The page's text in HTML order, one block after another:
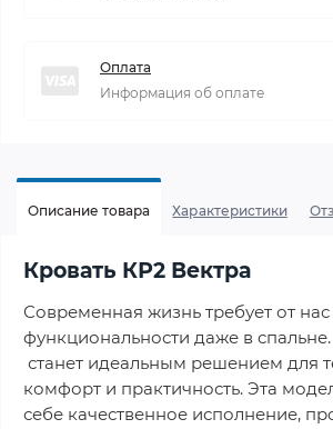
Оплата
Информация об оплате
Описание товара Характеристики
Кровать КР2 Вектра
Современная жизнь требует от
функциональности даже в
станет идеальным решением для
комфорт и практичность. Эта
себе качественное исполнение,